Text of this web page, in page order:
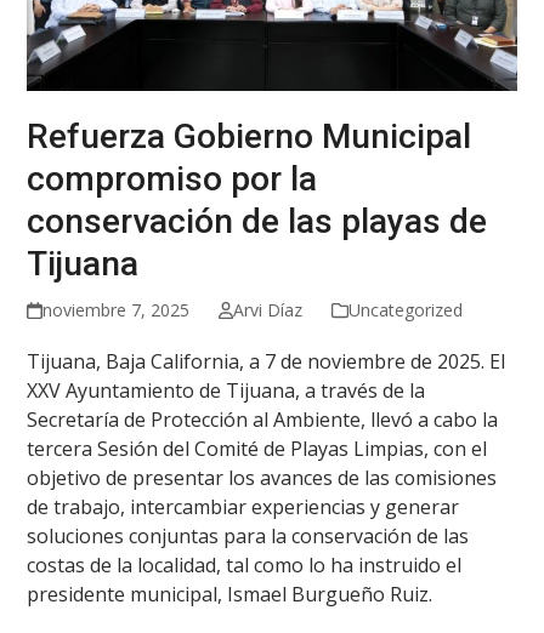
Refuerza Gobierno Municipal
compromiso por la
conservación de las playas de
Tijuana
noviembre 7, 2025 Arvi Díaz Uncategorized
Tijuana, Baja California, a 7 de noviembre de 2025. El
XXV Ayuntamiento de Tijuana, a través de la
Secretaría de Protección al Ambiente, llevó a cabo la
tercera Sesión del Comité de Playas Limpias, con el
objetivo de presentar los avances de las comisiones
de trabajo, intercambiar experiencias y generar
soluciones conjuntas para la conservación de las
costas de la localidad, tal como lo ha instruido el
presidente municipal, Ismael Burgueño Ruiz.